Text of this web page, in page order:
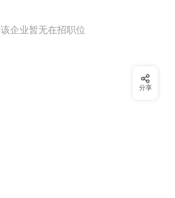
该企业暂无在招职位
分享